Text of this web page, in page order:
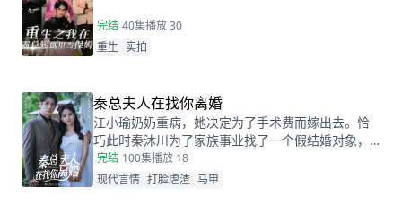
完结 40集播放 30
重生 实拍
秦总夫人在找你离婚
江小瑜奶奶重病，她决定为了手术费而嫁出去。恰
巧此时秦沐川为了家族事业找了一个假结婚对象，
两人阴差阳错的在民政局领证后，秦沐川计划一年
后离婚并留下电话。一年后，江小瑜在秦沐川的公
完结 100集播放 18
现代言情 打脸虐渣 马甲